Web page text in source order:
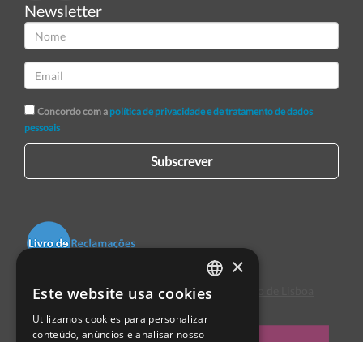
Newsletter
Concordo com a política de privacidade e de tratamento de dados
pessoais
Subscrever
Centro de Arbitragem de Conflitos de Consumo de Lisboa
PORTUGUESE
ENGLISH
×
Este website usa cookies
Utilizamos cookies para personalizar
conteúdo, anúncios e analisar nosso